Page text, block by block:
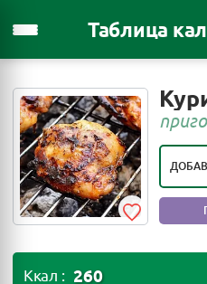
Таблица
Ккал : 260